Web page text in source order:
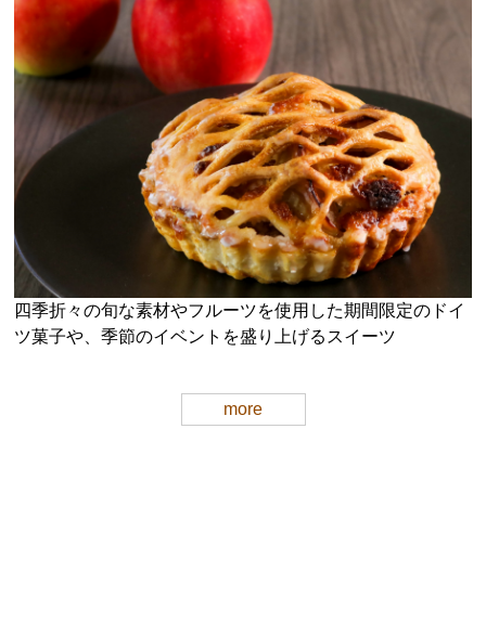
四季折々の旬な素材やフルーツを使用した期間限定のドイ
ツ菓子や、季節のイベントを盛り上げるスイーツ
more